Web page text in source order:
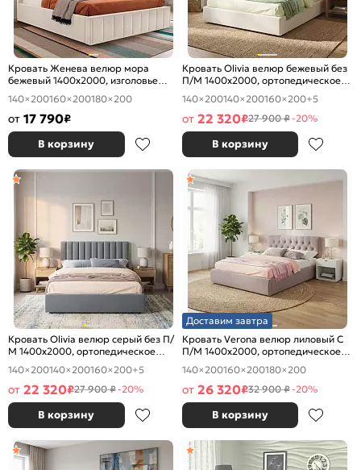
Кровать Женева велюр мора
бежевый 1400x2000, изголовье
мягкое
140×200160×200180×200
от 17 790₽
В корзину
Кровать Olivia велюр бежевый без
П/М 1400x2000, ортопедическое
основание, изголовье мягкое
140×200140×200160×200+5
от 22 320₽27 900 ₽-20%
В корзину
Кровать Olivia велюр серый без П/
М 1400x2000, ортопедическое
основание, изголовье мягкое
140×200140×200160×200+5
от 22 320₽27 900 ₽-20%
В корзину
Доставим завтра
Кровать Verona велюр лиловый С
П/М 1400x2000, ортопедическое
основание, изголовье мягкое
140×200160×200180×200
от 26 320₽32 900 ₽-20%
В корзину